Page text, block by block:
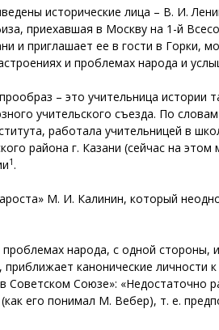
исторические лица – В. И.
приехавшая в Москву на 1-й
и приглашает ее в гости в Горки,
и проблемах народа и
– это учительница истории
учительского съезда. По
работала учительницей в
района г. Казани (сейчас на
1.
М. И. Калинин, который
народа, с одной стороны,
канонические личности
Союзе»: «Недостаточно
его понимал М. Вебер), т. е.